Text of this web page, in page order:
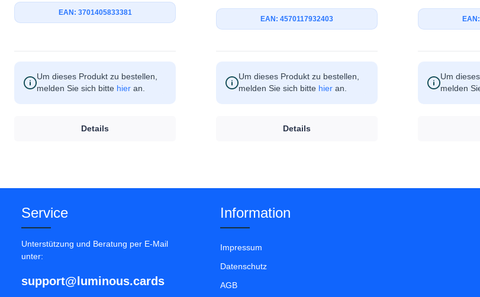
EAN: 3701405833381
Um dieses Produkt zu bestellen,
melden Sie sich bitte hier an.
Details
EAN: 4570117932403
Um dieses Produkt zu bestellen,
melden Sie sich bitte hier an.
Details
Um
melden
Service
Unterstützung und Beratung per E-Mail
unter:
support@luminous.cards
Information
Impressum
Datenschutz
AGB